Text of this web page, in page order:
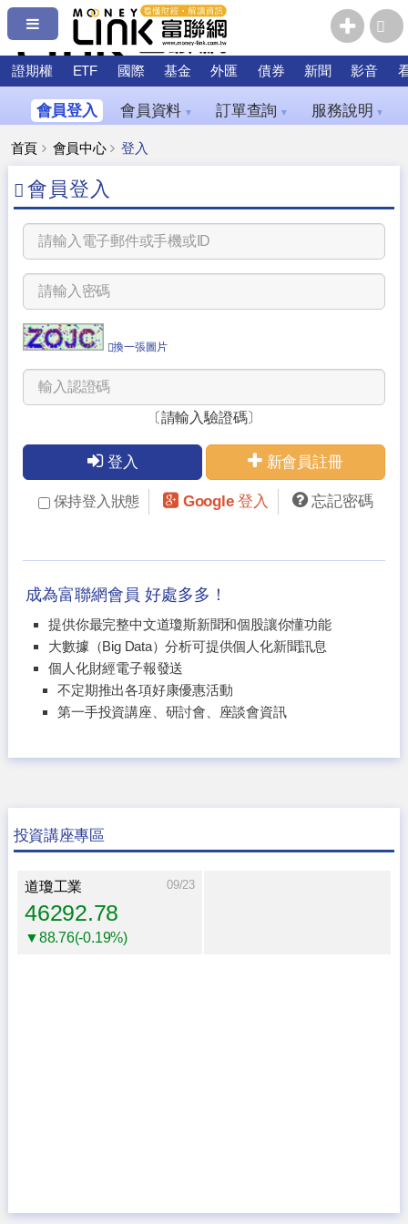
證期權 ETF 國際 基金 外匯 債券 新聞 影音
會員登入 會員資料 ▼ 訂單查詢 ▼ 服務說明 ▼
首頁 會員中心 登入
會員登入
換一張圖片
〔請輸入驗證碼〕
登入 新會員註冊
保持登入狀態 Google 登入 忘記密碼
成為富聯網會員 好處多多！
提供你最完整中文道瓊斯新聞和個股讓你懂功能
大數據（Big Data）分析可提供個人化新聞訊息
個人化財經電子報發送
不定期推出各項好康優惠活動
第一手投資講座、研討會、座談會資訊
投資講座專區
道瓊工業 09/23
46292.78
▼88.76(-0.19%)